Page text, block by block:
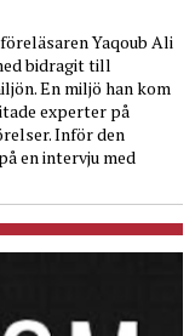
Yaqoub Ali
bidragit till
En miljö han kom
experter på
Inför den
en intervju med